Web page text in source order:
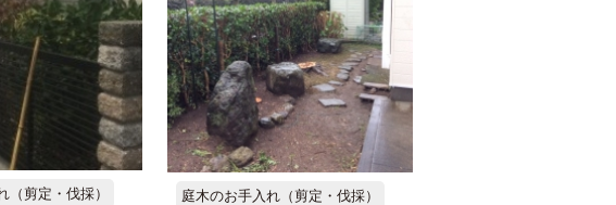
（剪定・伐採） 庭木のお手入れ（剪定・伐採）